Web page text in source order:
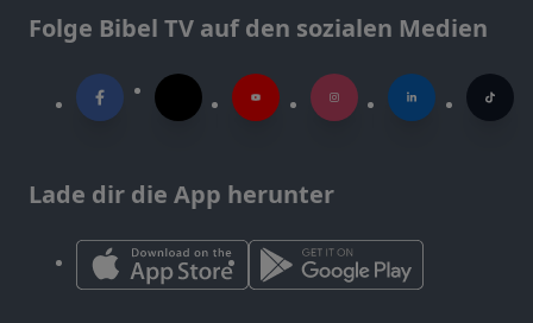
Folge Bibel TV auf den sozialen Medien
Lade dir die App herunter